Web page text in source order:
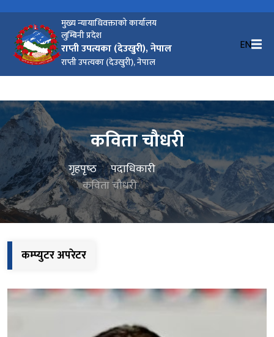
मुख्य न्यायाधिवक्ताको कार्यालय
लुम्बिनी प्रदेश
राप्ती उपत्यका (देउखुरी), नेपाल
राप्ती उपत्यका (देउखुरी), नेपाल
EN
कविता चौधरी
गृहपृष्‍ठ
पदाधिकारी
कविता चौधरी
कम्प्युटर अपरेटर